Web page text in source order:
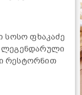
სოსო ფხაკაძე
ლეგენდარული
რესტორნით